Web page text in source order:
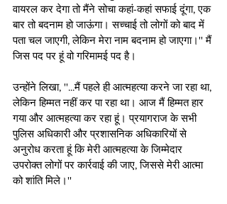
वायरल कर देगा तो मैंने सोचा कहां-कहां सफाई दूंगा, एक
बार तो बदनाम हो जाऊंगा। सच्चाई तो लोगों को बाद में
पता चल जाएगी, लेकिन मेरा नाम बदनाम हो जाएगा।'' मैं
जिस पद पर हूं वो गरिमामई पद है।
उन्होंने लिखा, ''...मैं पहले ही आत्महत्या करने जा रहा था,
लेकिन हिम्मत नहीं कर पा रहा था। आज मैं हिम्मत हार
गया और आत्महत्या कर रहा हूं। प्रयागराज के सभी
पुलिस अधिकारी और प्रशासनिक अधिकारियों से
अनुरोध करता हूं कि मेरी आत्महत्या के जिम्मेदार
उपरोक्त लोगों पर कार्रवाई की जाए, जिससे मेरी आत्मा
को शांति मिले।''